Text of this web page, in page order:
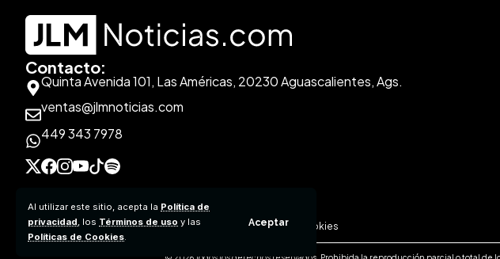
Al utilizar este sitio, acepta la Política de
privacidad, los Términos de uso y las
Políticas de Cookies.
Aceptar
Contacto:
Quinta Avenida 101, Las Américas, 20230 Aguascalientes, Ags.
ventas@jlmnoticias.com
449 343 7978
Aviso de PrivacidadPolíticas de Contenido Políticas de Cookies